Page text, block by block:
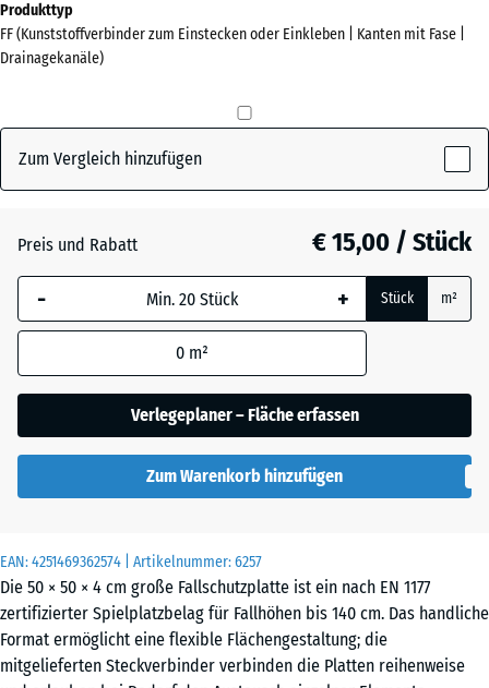
EAN:4251469362574 | Artikelnummer:6257
Die 50 × 50 × 4 cm große Fallschutzplatte ist ein nach EN 1177
zertifizierter Spielplatzbelag für Fallhöhen bis 140 cm. Das handliche
Format ermöglicht eine flexible Flächengestaltung; die
mitgelieferten Steckverbinder verbinden die Platten reihenweise
Farben?
Farbpalette
(active)
Grasgrün - € 1,80
Himmelblau
Sandbeige + € 0,40
Produkttyp
FF (Kunststoffverbinder zum Einstecken oder Einkleben | Kanten mit Fase |
Drainagekanäle)
Zum Vergleich hinzufügen
Preis und Rabatt € 15,00 / Stück
- + Stück m²
0 m²
Verlegeplaner – Fläche erfassen
Zum Warenkorb hinzufügen